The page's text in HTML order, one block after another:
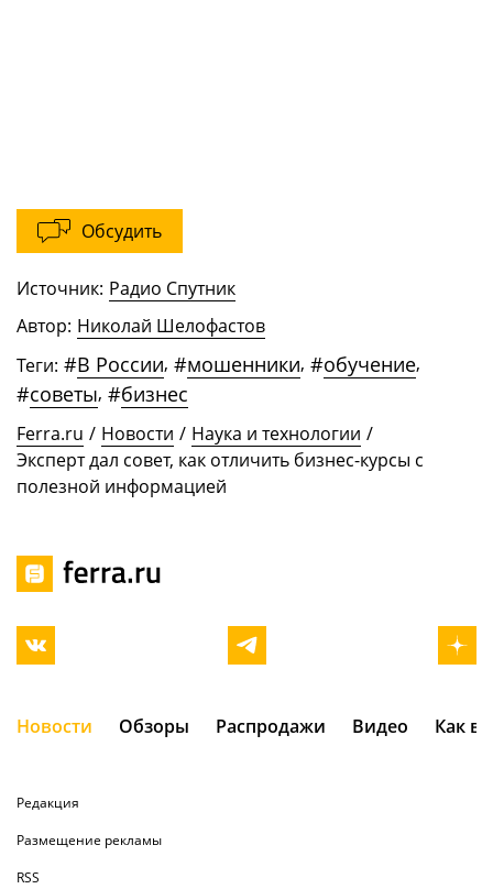
Обсудить
Источник: Радио Спутник
Автор: Николай Шелофастов
Теги: #В России, #мошенники, #обучение,
#советы, #бизнес
Ferra.ru / Новости / Наука и технологии /
Эксперт дал совет, как отличить бизнес-курсы с
полезной информацией
Новости Обзоры Распродажи Видео Как
Редакция
Размещение рекламы
RSS